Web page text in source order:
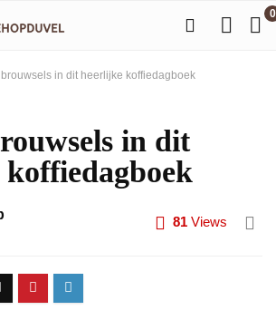
0
in dit heerlijke koffiedagboek
in dit
81 Views